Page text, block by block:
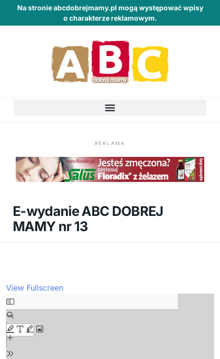
Na stronie abcdobrejmamy.pl mogą występować wpisy
o charakterze reklamowym.
REKLAMA
E-wydanie ABC DOBREJ
MAMY nr 13
View Fullscreen